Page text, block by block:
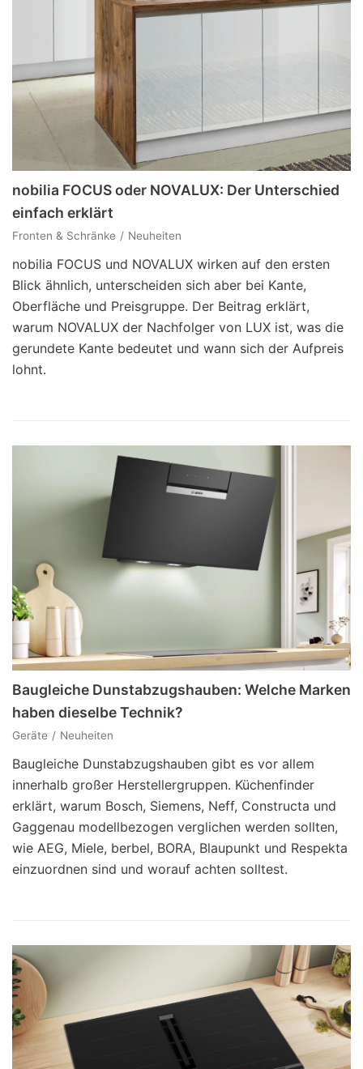
nobilia FOCUS oder NOVALUX: Der Unterschied
einfach erklärt
Fronten & Schränke Neuheiten
nobilia FOCUS und NOVALUX wirken auf den ersten
Blick ähnlich, unterscheiden sich aber bei Kante,
Oberfläche und Preisgruppe. Der Beitrag erklärt,
warum NOVALUX der Nachfolger von LUX ist, was die
gerundete Kante bedeutet und wann sich der Aufpreis
lohnt.
Baugleiche Dunstabzugshauben: Welche Marken
haben dieselbe Technik?
Geräte Neuheiten
Baugleiche Dunstabzugshauben gibt es vor allem
innerhalb großer Herstellergruppen. Küchenfinder
erklärt, warum Bosch, Siemens, Neff, Constructa und
Gaggenau modellbezogen verglichen werden sollten,
wie AEG, Miele, berbel, BORA, Blaupunkt und Respekta
einzuordnen sind und worauf achten solltest.